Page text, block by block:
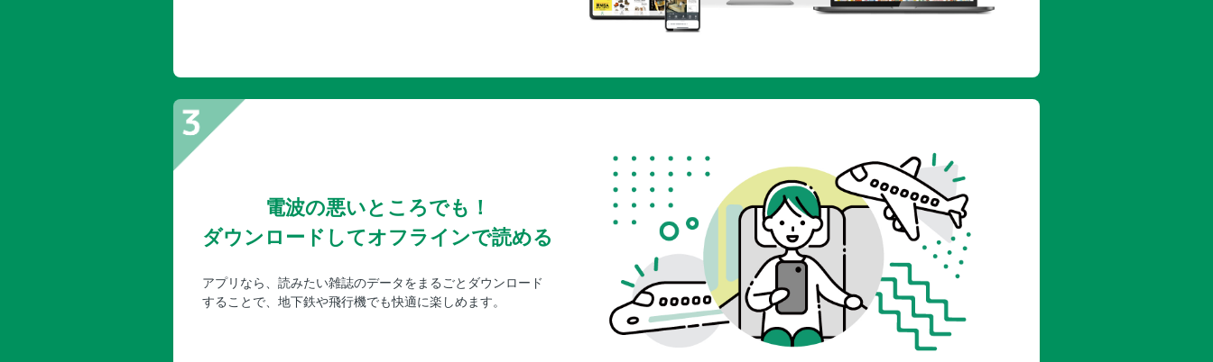
電波の悪いところでも！
ダウンロードしてオフラインで読める
アプリなら、読みたい雑誌のデータをまるごとダウンロード
することで、地下鉄や飛行機でも快適に楽しめます。